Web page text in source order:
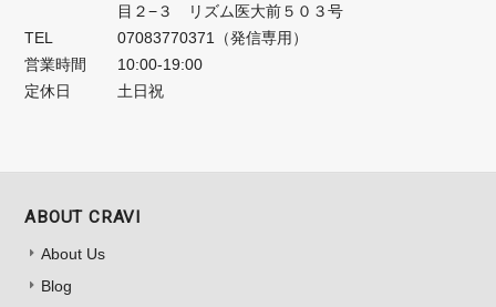
目２−３ リズム医大前５０３号
TEL
07083770371（発信専用）
営業時間
10:00-19:00
定休日
土日祝
ABOUT CRAVI
About Us
Blog